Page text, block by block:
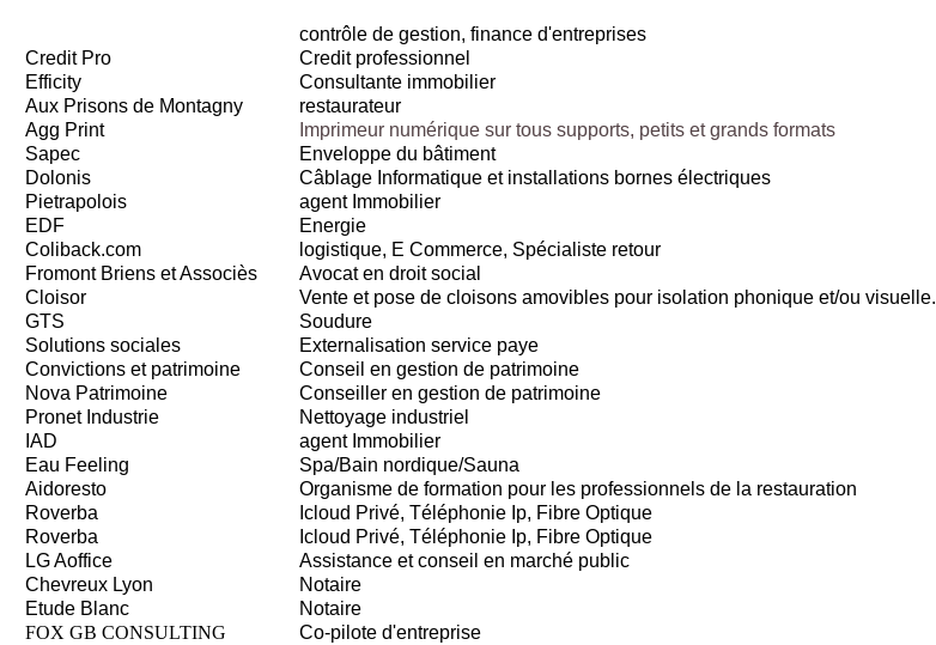
contrôle de gestion, finance d'entreprises
Credit Pro
Credit professionnel
Efficity
Consultante immobilier
Aux Prisons de Montagny
restaurateur
Agg Print
Imprimeur numérique sur tous supports, petits et grands formats
Sapec
Enveloppe du bâtiment
Dolonis
Câblage Informatique et installations bornes électriques
Pietrapolois
agent Immobilier
EDF
Energie
Coliback.com
logistique, E Commerce, Spécialiste retour
Fromont Briens et Associès
Avocat en droit social
Cloisor
Vente et pose de cloisons amovibles pour isolation phonique et/ou visuelle.
GTS
Soudure
Solutions sociales
Externalisation service paye
Convictions et patrimoine
Conseil en gestion de patrimoine
Nova Patrimoine
Conseiller en gestion de patrimoine
Pronet Industrie
Nettoyage industriel
IAD
agent Immobilier
Eau Feeling
Spa/Bain nordique/Sauna
Aidoresto
Organisme de formation pour les professionnels de la restauration
Roverba
Icloud Privé, Téléphonie Ip, Fibre Optique
Roverba
Icloud Privé, Téléphonie Ip, Fibre Optique
LG Aoffice
Assistance et conseil en marché public
Chevreux Lyon
Notaire
Etude Blanc
Notaire
FOX GB CONSULTING
Co-pilote d'entreprise